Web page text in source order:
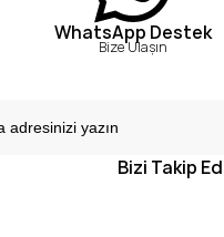
WhatsApp Destek
Bize Ulaşın
Bizi Takip